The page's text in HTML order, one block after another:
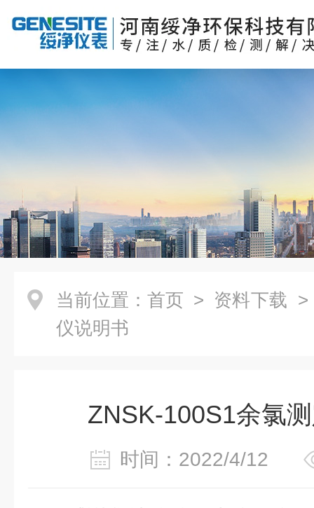
当前位置： 首页 > 资料下载 >
仪说明书
ZNSK-100S1余氯
时间：2022/4/12